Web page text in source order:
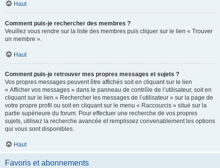
Haut
Comment puis-je rechercher des membres ?
Veuillez vous rendre sur la liste des membres puis cliquer sur le lien « Trouver
un membre ».
Haut
Comment puis-je retrouver mes propres messages et sujets ?
Vos propres messages peuvent être affichés soit en cliquant sur le lien
« Afficher vos messages » dans le panneau de contrôle de l’utilisateur, soit en
cliquant sur le lien « Rechercher les messages de l’utilisateur » sur la page de
votre propre profil ou soit en cliquant sur le menu « Raccourcis » situé sur la
partie supérieure du forum. Pour effectuer une recherche de vos propres
sujets, utilisez la recherche avancée et remplissez convenablement les options
qui vous sont disponibles.
Haut
Favoris et abonnements